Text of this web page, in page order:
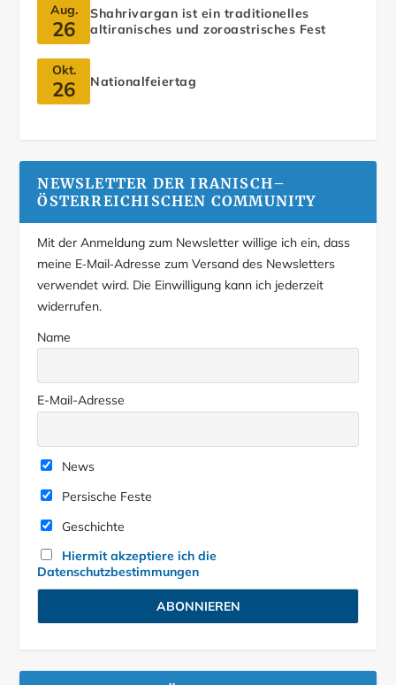
Aug.
26
Shahrivargan ist ein traditionelles
altiranisches und zoroastrisches Fest
Okt.
26 Nationalfeiertag
NEWSLETTER DER IRANISCH–
ÖSTERREICHISCHEN COMMUNITY
Mit der Anmeldung zum Newsletter willige ich ein, dass
meine E‑Mail‑Adresse zum Versand des Newsletters
verwendet wird. Die Einwilligung kann ich jederzeit
widerrufen.
Name
E-Mail-Adresse
News
Persische Feste
Geschichte
Hiermit akzeptiere ich die
Datenschutzbestimmungen